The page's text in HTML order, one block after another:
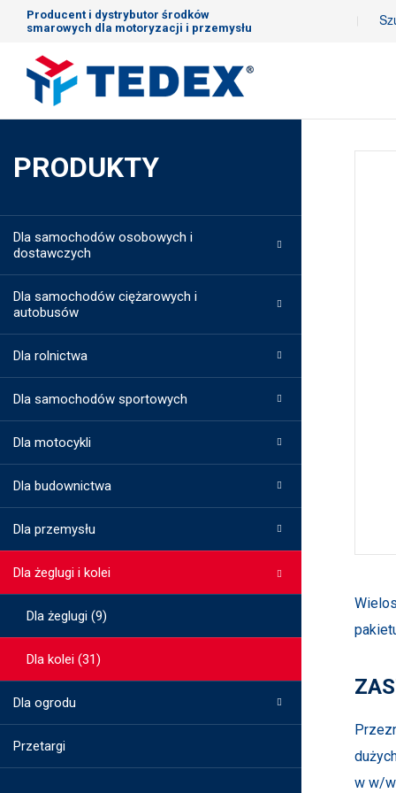
Producent i dystrybutor środków
smarowych dla motoryzacji i przemysłu
PRODUKTY
Dla samochodów osobowych i
dostawczych
Dla samochodów ciężarowych i
autobusów
Dla rolnictwa
Dla samochodów sportowych
Dla motocykli
Dla budownictwa
Dla przemysłu
Dla żeglugi i kolei
Dla żeglugi (9)
Dla kolei (31)
Dla ogrodu
Przetargi
w w/